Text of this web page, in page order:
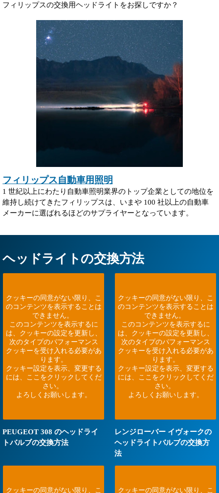
フィリップスの交換用ヘッドライトをお探しですか？
フィリップス自動車用照明
1 世紀以上にわたり自動車照明業界のトップ企業としての地位を
維持し続けてきたフィリップスは、いまや 100 社以上の自動車
メーカーに選ばれるほどのサプライヤーとなっています。
ヘッドライトの交換方法
クッキーの同意がない限り、こ
のコンテンツを表示することは
できません。
このコンテンツを表示するに
は、クッキーの設定を更新し、
次のタイプのパフォーマンス
クッキーを受け入れる必要があ
ります。
クッキー設定を表示、変更する
には、ここをクリックしてくだ
さい。
よろしくお願いします。
PEUGEOT 308 のヘッドライ
トバルブの交換方法
クッキーの同意がない限り、こ
のコンテンツを表示することは
できません。
このコンテンツを表示するに
は、クッキーの設定を更新し、
次のタイプのパフォーマンス
クッキーを受け入れる必要があ
ります。
クッキー設定を表示、変更する
には、ここをクリックしてくだ
さい。
よろしくお願いします。
レンジローバー イヴォークの
ヘッドライトバルブの交換方
法
クッキーの同意がない限り、こ
クッキーの同意がない限り、こ